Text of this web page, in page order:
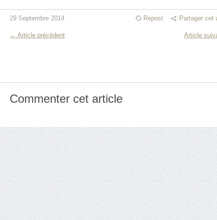
29 Septembre 2014 Repost Partager cet
← Article précédent Article
Commenter cet article